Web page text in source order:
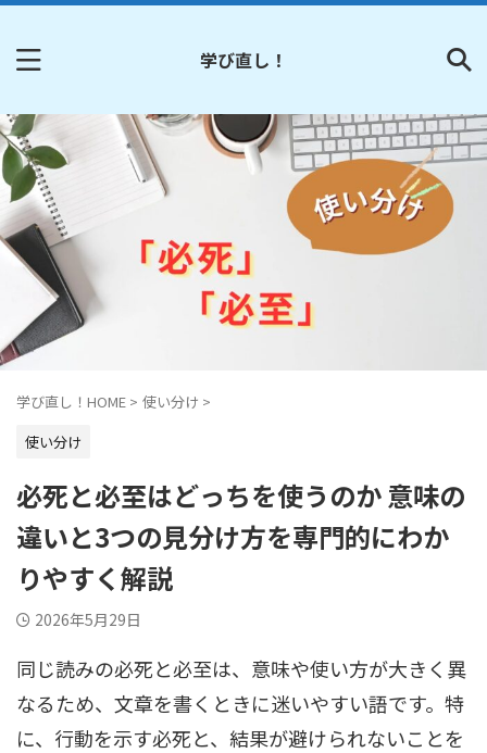
学び直し！
学び直し！HOME > 使い分け >
使い分け
必死と必至はどっちを使うのか 意味の
違いと3つの見分け方を専門的にわか
りやすく解説
2026年5月29日
同じ読みの必死と必至は、意味や使い方が大きく異
なるため、文章を書くときに迷いやすい語です。特
に、行動を示す必死と、結果が避けられないことを